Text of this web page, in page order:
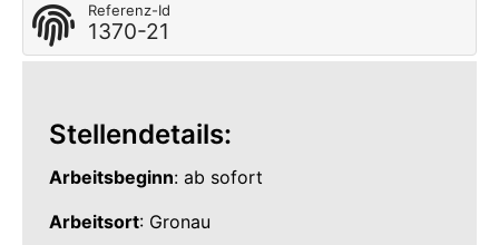
Referenz-Id
1370-21
Stellendetails:
Arbeitsbeginn: ab sofort
Arbeitsort: Gronau